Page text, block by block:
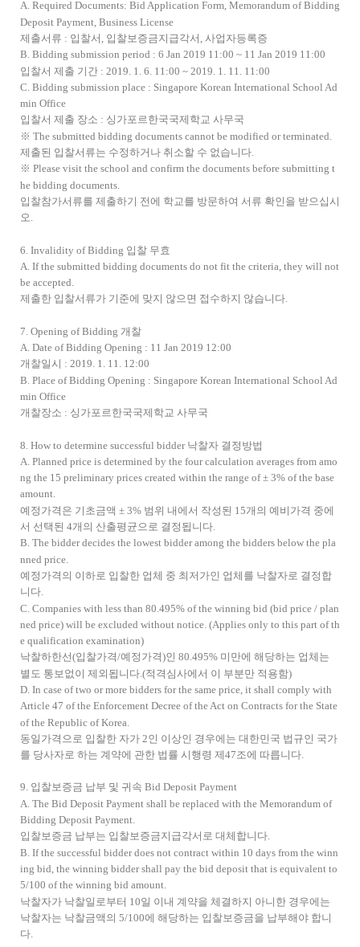
A. Required Documents: Bid Application Form, Memorandum of Bidding
Deposit Payment, Business License
제출서류 : 입찰서, 입찰보증금지급각서, 사업자등록증
B. Bidding submission period : 6 Jan 2019 11:00 ~ 11 Jan 2019 11:00
입찰서 제출 기간 : 2019. 1. 6. 11:00 ~ 2019. 1. 11. 11:00
C. Bidding submission place : Singapore Korean International School Ad
min Office
입찰서 제출 장소 : 싱가포르한국국제학교 사무국
※ The submitted bidding documents cannot be modified or terminated.
제출된 입찰서류는 수정하거나 취소할 수 없습니다.
※ Please visit the school and confirm the documents before submitting t
he bidding documents.
입찰참가서류를 제출하기 전에 학교를 방문하여 서류 확인을 받으십시
오.
6. Invalidity of Bidding 입찰 무효
A. If the submitted bidding documents do not fit the criteria, they will not
be accepted.
제출한 입찰서류가 기준에 맞지 않으면 접수하지 않습니다.
7. Opening of Bidding 개찰
A. Date of Bidding Opening : 11 Jan 2019 12:00
개찰일시 : 2019. 1. 11. 12:00
B. Place of Bidding Opening : Singapore Korean International School Ad
min Office
개찰장소 : 싱가포르한국국제학교 사무국
8. How to determine successful bidder 낙찰자 결정방법
A. Planned price is determined by the four calculation averages from amo
ng the 15 preliminary prices created within the range of ± 3% of the base
amount.
예정가격은 기초금액 ± 3% 범위 내에서 작성된 15개의 예비가격 중에
서 선택된 4개의 산출평균으로 결정됩니다.
B. The bidder decides the lowest bidder among the bidders below the pla
nned price.
예정가격의 이하로 입찰한 업체 중 최저가인 업체를 낙찰자로 결정합
니다.
C. Companies with less than 80.495% of the winning bid (bid price / plan
ned price) will be excluded without notice. (Applies only to this part of th
e qualification examination)
낙찰하한선(입찰가격/예정가격)인 80.495% 미만에 해당하는 업체는
별도 통보없이 제외됩니다.(적격심사에서 이 부분만 적용함)
D. In case of two or more bidders for the same price, it shall comply with
Article 47 of the Enforcement Decree of the Act on Contracts for the State
of the Republic of Korea.
동일가격으로 입찰한 자가 2인 이상인 경우에는 대한민국 법규인 국가
를 당사자로 하는 계약에 관한 법률 시행령 제47조에 따릅니다.
9. 입찰보증금 납부 및 귀속 Bid Deposit Payment
A. The Bid Deposit Payment shall be replaced with the Memorandum of
Bidding Deposit Payment.
입찰보증금 납부는 입찰보증금지급각서로 대체합니다.
B. If the successful bidder does not contract within 10 days from the winn
ing bid, the winning bidder shall pay the bid deposit that is equivalent to
5/100 of the winning bid amount.
낙찰자가 낙찰일로부터 10일 이내 계약을 체결하지 아니한 경우에는
낙찰자는 낙찰금액의 5/100에 해당하는 입찰보증금을 납부해야 합니
다.